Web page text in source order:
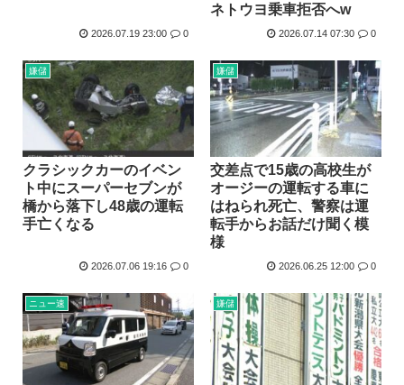
海外「日本人は何に使ってるんだ？」 世界的ブームの日本の...
高市早苗の経歴を説明するたった一つの冴えたやり方、ついに...
最新話のモンキー・D・ルフィさん、あまりにも情けなさ過ぎ...
長野県知事選挙、現職の阿部守一 5回目の当選
冨樫のベンジャミン✖︎ベンジャミン417話更新www
2026.07.19 23:00 0
ネトウヨ乗車拒否へw
2026.07.14 07:30 0
嫌儲
クラシックカーのイベン
ト中にスーパーセブンが
橋から落下し48歳の運転
手亡くなる
2026.07.06 19:16 0
嫌儲
交差点で15歳の高校生が
オージーの運転する車に
はねられ死亡、警察は運
転手からお話だけ聞く模
様
2026.06.25 12:00 0
ニュー速 嫌儲